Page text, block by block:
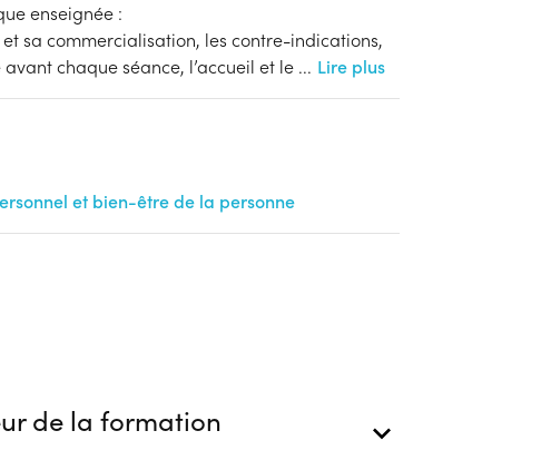
public
enseignée :
sa commercialisation, les contre-indications,
chaque séance, l’accueil et le ... Lire plus
et bien-être de la personne
de la formation